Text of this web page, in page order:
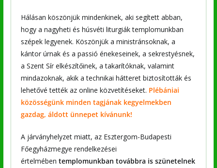
Hálásan köszönjük mindenkinek, aki segített abban,
hogy a nagyheti és húsvéti liturgiák templomunkban
szépek legyenek. Köszönjük a ministránsoknak, a
kántor úrnak és a passió énekeseinek, a sekrestyésnek,
a Szent Sír elkészítőinek, a takarítóknak, valamint
mindazoknak, akik a technikai hátteret biztosították és
lehetővé tették az online közvetítéseket. Plébániai
közösségünk minden tagjának kegyelmekben
gazdag, áldott ünnepet kívánunk!
A járványhelyzet miatt, az Esztergom-Budapesti
Főegyházmegye rendelkezései
értelmében templomunkban továbbra is szünetelnek